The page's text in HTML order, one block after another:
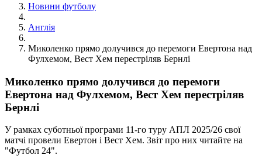
Новини футболу
Англія
Миколенко прямо долучився до перемоги Евертона над
Фулхемом, Вест Хем перестріляв Бернлі
Миколенко прямо долучився до перемоги
Евертона над Фулхемом, Вест Хем перестріляв
Бернлі
У рамках суботньої програми 11-го туру АПЛ 2025/26 свої
матчі провели Евертон і Вест Хем. Звіт про них читайте на
"Футбол 24".